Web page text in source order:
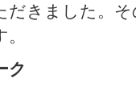
だきました。
ク